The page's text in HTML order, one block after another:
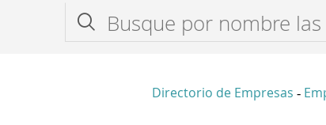
Directorio de Empresas -